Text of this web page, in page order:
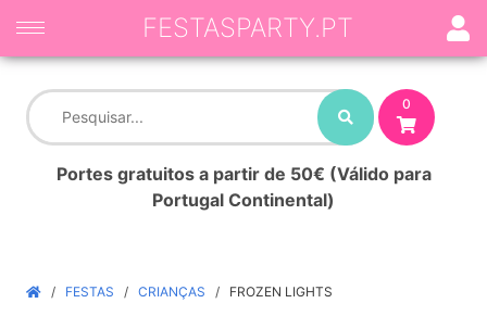
0
Portes gratuitos a partir de 50€ (Válido para
Portugal Continental)
FESTASPARTY.PT
FESTAS CRIANÇAS FROZEN LIGHTS